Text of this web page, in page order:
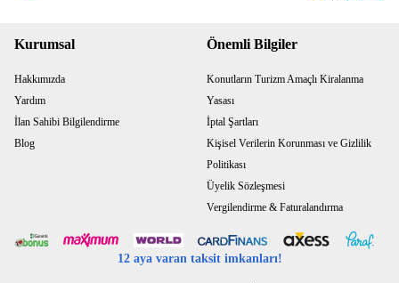
Kurumsal
Hakkımızda
Yardım
İlan Sahibi Bilgilendirme
Blog
Önemli Bilgiler
Konutların Turizm Amaçlı Kiralanma
Yasası
İptal Şartları
Kişisel Verilerin Korunması ve Gizlilik
Politikası
Üyelik Sözleşmesi
Vergilendirme & Faturalandırma
12 aya varan taksit imkanları!